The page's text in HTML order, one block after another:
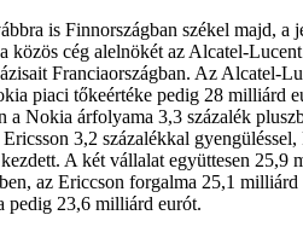
is Finnországban székel majd, a
közös cég alelnökét az Alcatel-
Franciaországban. Az Alcatel-
piaci tőkeértéke pedig 28 milliárd
a Nokia árfolyama 3,3 százalék
3,2 százalékkal
A két vállalat együttesen 25,9
az Ericcson forgalma 25,1
pedig 23,6 milliárd eurót.